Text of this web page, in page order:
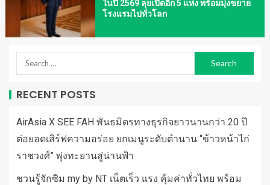
ในปี 2569 ลุยเปิดอีก 5 แห่ง พร้อมมุ่งขยาย
โรงแรมไปทั่วโลก
RECENT POSTS
AirAsia X SEE FAH พันธมิตรทางธุรกิจยาวนานกว่า 20 ปี
ต่อยอดเสิร์ฟความอร่อย ยกเมนูระดับตำนาน “ข้าวหน้าไก่
ราชวงศ์” พุ่งทะยานสู่น่านฟ้า
ชวนรู้จักซิม my by NT เน็ตเร็ว แรง คุ้มค่าทั่วไทย พร้อม